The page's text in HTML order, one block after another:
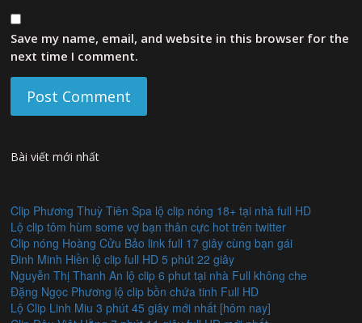
Save my name, email, and website in this browser for the
next time I comment.
Bài viết mới nhất
Clip Phương Thuỳ Tiên Spa lộ clip nóng 18+ tại nhà full HD
Lộ clip tôm hùm some vợ bạn thân cực hot trên twitter
Clip nóng Hoàng Cửu Bảo link full 17 giây cùng bạn gái
Đinh Minh Hiền lộ clip full HD 5 phút 22 giây
Nguyễn Thị Thanh An lộ clip 6 phut tại nhà Full không che
Đặng Ngọc Phương lộ clip bồn chứa tinh Full HD
Lộ Clip Linh Miu 3 phút 45 giây mới nhất [hôm nay]